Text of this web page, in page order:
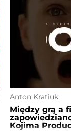
Anton Kratiuk
Między grą a
Kojima